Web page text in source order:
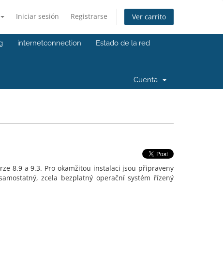
Iniciar sesión Registrarse Ver carrito
internetconnection Estado de la red
Cuenta
8.9 a 9.3. Pro okamžitou instalaci jsou připraveny
zcela bezplatný operační systém řízený